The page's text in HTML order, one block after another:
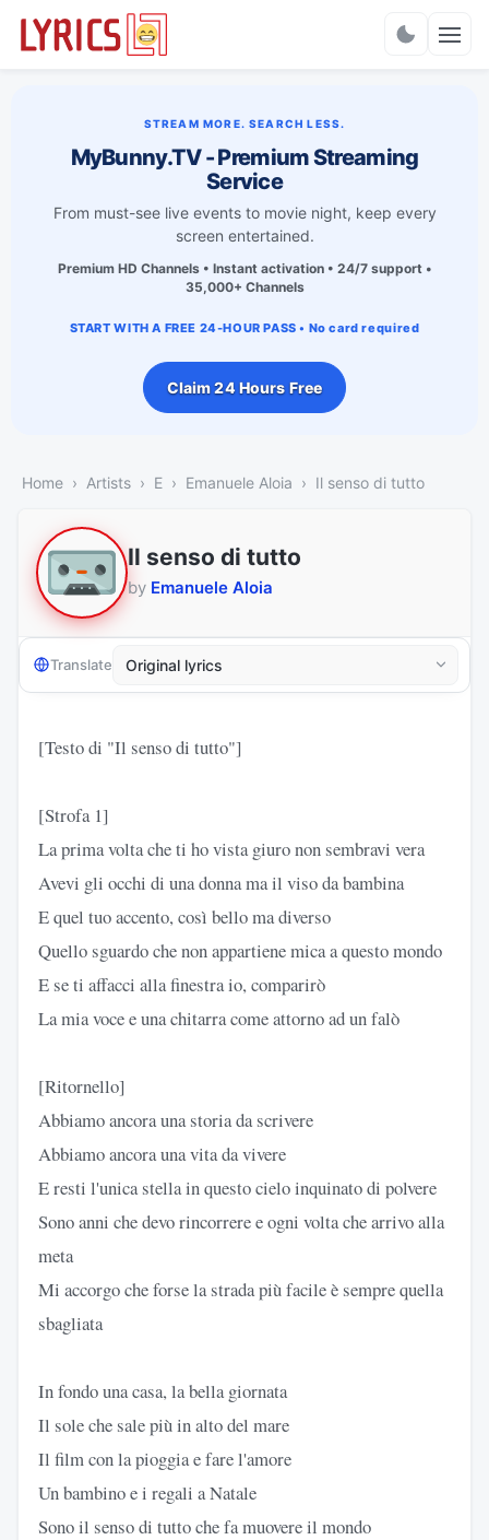
STREAM MORE. SEARCH LESS.
MyBunny.TV - Premium Streaming
Service
From must-see live events to movie night, keep every
screen entertained.
Premium HD Channels • Instant activation • 24/7 support •
35,000+ Channels
START WITH A FREE 24-HOUR PASS • No card required
Claim 24 Hours Free
Home Artists E Emanuele Aloia Il senso di tutto
Il senso di tutto
by Emanuele Aloia
Translate
[Testo di "Il senso di tutto"]
[Strofa 1]
La prima volta che ti ho vista giuro non sembravi vera
Avevi gli occhi di una donna ma il viso da bambina
E quel tuo accento, così bello ma diverso
Quello sguardo che non appartiene mica a questo mondo
E se ti affacci alla finestra io, comparirò
La mia voce e una chitarra come attorno ad un falò
[Ritornello]
Abbiamo ancora una storia da scrivere
Abbiamo ancora una vita da vivere
E resti l'unica stella in questo cielo inquinato di polvere
Sono anni che devo rincorrere e ogni volta che arrivo alla
meta
Mi accorgo che forse la strada più facile è sempre quella
sbagliata
In fondo una casa, la bella giornata
Il sole che sale più in alto del mare
Il film con la pioggia e fare l'amore
Un bambino e i regali a Natale
Sono il senso di tutto che fa muovere il mondo